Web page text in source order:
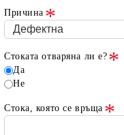
Причина
Стоката отваряна ли е?
Да
Не
Стока, която се връща